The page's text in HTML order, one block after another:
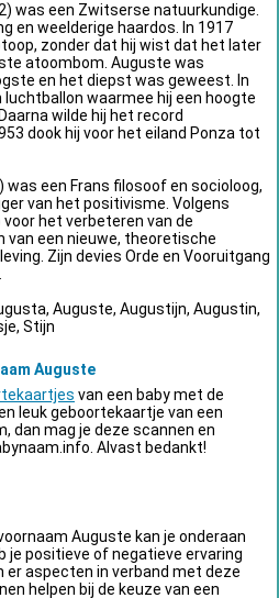
was een Zwitserse natuurkundige.
en weelderige haardos. In 1917
zonder dat hij wist dat het later
atoombom. Auguste was
en het diepst was geweest. In
waarmee hij een hoogte
wilde hij het record
dook hij voor het eiland Ponza tot
was een Frans filosoof en socioloog,
van het positivisme. Volgens
het verbeteren van de
van een nieuwe, theoretische
Zijn devies Orde en Vooruitgang
Auguste, Augustijn, Augustin,
Stijn
Auguste
van een baby met de
leuk geboortekaartje van een
dan mag je deze scannen en
. Alvast bedankt!
Auguste kan je onderaan
je positieve of negatieve ervaring
aspecten in verband met deze
helpen bij de keuze van een